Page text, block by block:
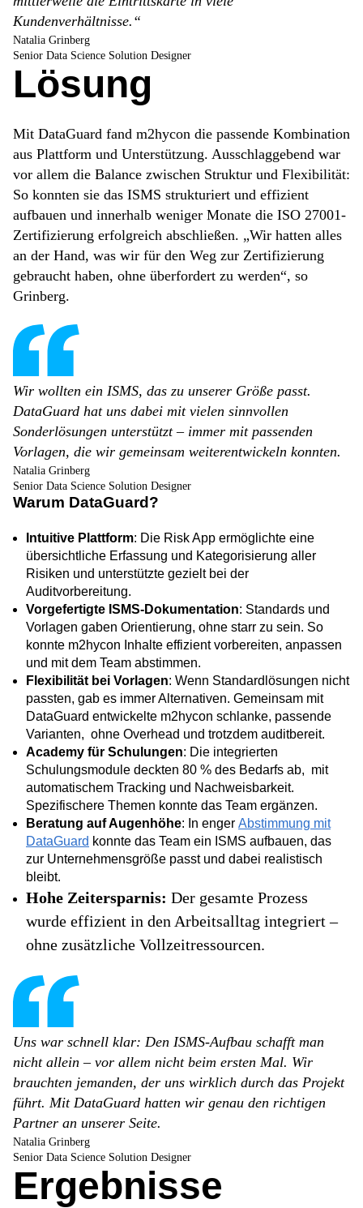
Kundenverhältnisse.“
Natalia Grinberg
Senior Data Science Solution Designer
Lösung
Mit DataGuard fand m2hycon die passende Kombination
aus Plattform und Unterstützung. Ausschlaggebend war
vor allem die Balance zwischen Struktur und Flexibilität:
So konnten sie das ISMS strukturiert und effizient
aufbauen und innerhalb weniger Monate die ISO 27001-
Zertifizierung erfolgreich abschließen. „Wir hatten alles
an der Hand, was wir für den Weg zur Zertifizierung
gebraucht haben, ohne überfordert zu werden“, so
Grinberg.
Wir wollten ein ISMS, das zu unserer Größe passt.
DataGuard hat uns dabei mit vielen sinnvollen
Sonderlösungen unterstützt – immer mit passenden
Vorlagen, die wir gemeinsam weiterentwickeln konnten.
Natalia Grinberg
Senior Data Science Solution Designer
Warum DataGuard?
Intuitive Plattform: Die Risk App ermöglichte eine
übersichtliche Erfassung und Kategorisierung aller
Risiken und unterstützte gezielt bei der
Auditvorbereitung.
Vorgefertigte ISMS-Dokumentation: Standards und
Vorlagen gaben Orientierung, ohne starr zu sein. So
konnte m2hycon Inhalte effizient vorbereiten, anpassen
und mit dem Team abstimmen.
Flexibilität bei Vorlagen: Wenn Standardlösungen nicht
passten, gab es immer Alternativen. Gemeinsam mit
DataGuard entwickelte m2hycon schlanke, passende
Varianten, ohne Overhead und trotzdem auditbereit.
Academy für Schulungen: Die integrierten
Schulungsmodule deckten 80 % des Bedarfs ab, mit
automatischem Tracking und Nachweisbarkeit.
Spezifischere Themen konnte das Team ergänzen.
Beratung auf Augenhöhe: In enger Abstimmung mit
DataGuard konnte das Team ein ISMS aufbauen, das
zur Unternehmensgröße passt und dabei realistisch
bleibt.
Hohe Zeitersparnis: Der gesamte Prozess
wurde effizient in den Arbeitsalltag integriert –
ohne zusätzliche Vollzeitressourcen.
Uns war schnell klar: Den ISMS-Aufbau schafft man
nicht allein – vor allem nicht beim ersten Mal. Wir
brauchten jemanden, der uns wirklich durch das Projekt
führt. Mit DataGuard hatten wir genau den richtigen
Partner an unserer Seite.
Natalia Grinberg
Senior Data Science Solution Designer
Ergebnisse